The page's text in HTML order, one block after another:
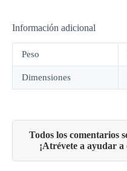
Información adicional
Peso
Dimensiones